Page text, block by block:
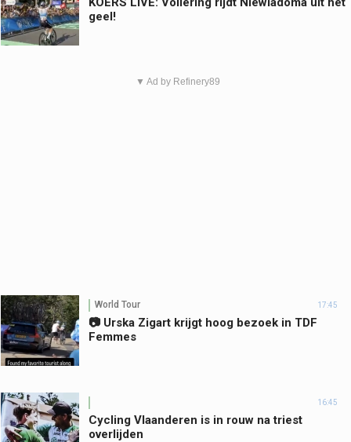
geel!
▼ Ad by Refinery89
World Tour 17:45
📷 Urska Zigart krijgt hoog bezoek in TDF
Femmes
16:45
Cycling Vlaanderen is in rouw na triest
overlijden